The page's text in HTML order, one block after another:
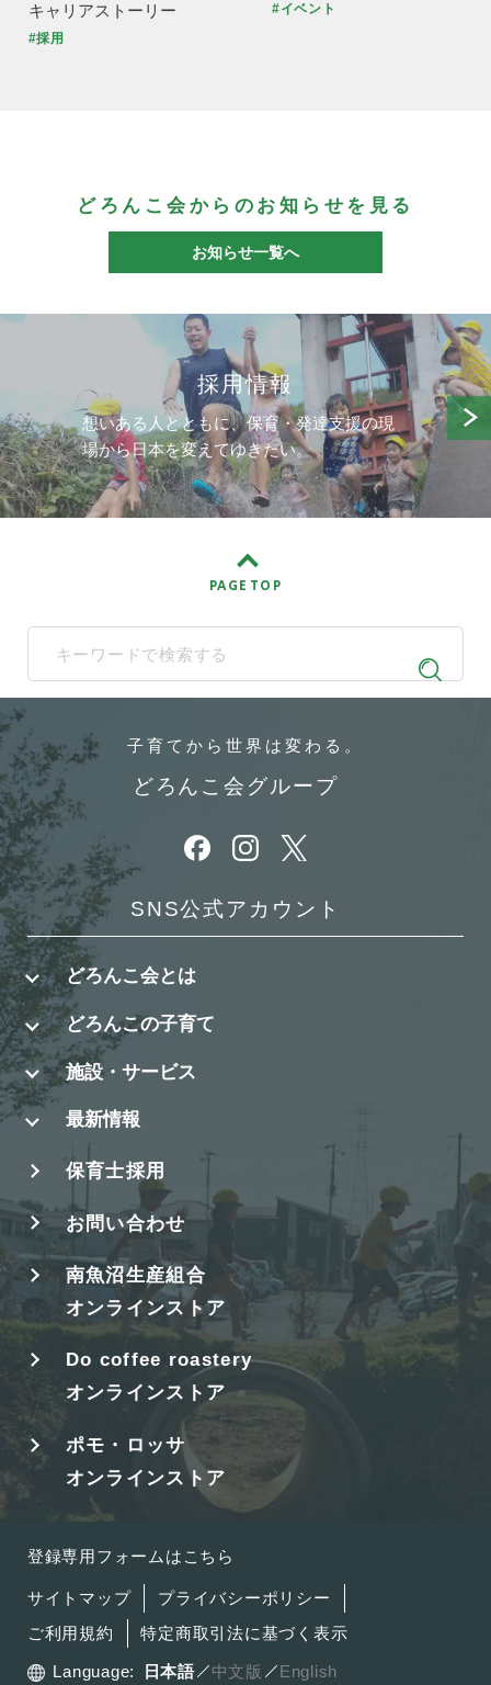
キャリアストーリー
#採用
#イベント
どろんこ会からのお知らせを見る
お知らせ一覧へ
採用情報
想いある人とともに、保育・発達支援の現
場から日本を変えてゆきたい。
PAGE TOP
When autocomplete results are available use up and down
子育てから 世界は変わる。
どろんこ会グループ
別ウィンドウで開きます
別ウィンドウで開きます
別ウィンドウで開きます
SNS公式アカウント
どろんこ会とは
どろんこの子育て
施設・サービス
最新情報
保育士採用
お問い合わせ
南魚沼生産組合
オンラインストア
Do coffee roastery
オンラインストア
ポモ・ロッサ
オンラインストア
登録専用フォームはこちら
サイトマップ
プライバシーポリシー
ご利用規約
特定商取引法に基づく表示
Language: 日本語 中文版 English